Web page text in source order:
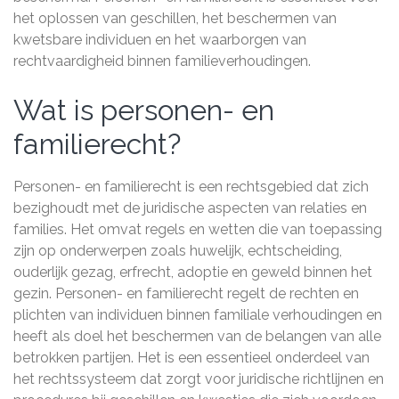
het oplossen van geschillen, het beschermen van
kwetsbare individuen en het waarborgen van
rechtvaardigheid binnen familieverhoudingen.
Wat is personen- en
familierecht?
Personen- en familierecht is een rechtsgebied dat zich
bezighoudt met de juridische aspecten van relaties en
families. Het omvat regels en wetten die van toepassing
zijn op onderwerpen zoals huwelijk, echtscheiding,
ouderlijk gezag, erfrecht, adoptie en geweld binnen het
gezin. Personen- en familierecht regelt de rechten en
plichten van individuen binnen familiale verhoudingen en
heeft als doel het beschermen van de belangen van alle
betrokken partijen. Het is een essentieel onderdeel van
het rechtssysteem dat zorgt voor juridische richtlijnen en